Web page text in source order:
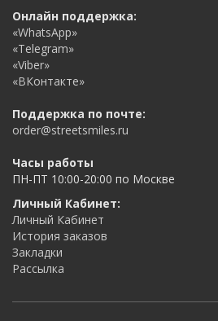
Онлайн поддержка:
«WhatsApp»
«Telegram»
«Viber»
«ВКонтакте»
Поддержка по почте:
order@streetsmiles.ru
Часы работы
ПН-ПТ 10:00-20:00 по Москве
Личный Кабинет:
Личный Кабинет
История заказов
Закладки
Рассылка